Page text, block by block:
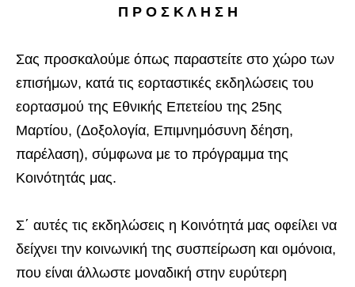
Π Ρ Ο Σ Κ Λ Η Σ Η
Σας προσκαλούμε όπως παραστείτε στο χώρο των
επισήμων, κατά τις εορταστικές εκδηλώσεις του
εορτασμού της Εθνικής Επετείου της 25ης
Μαρτίου, (Δοξολογία, Επιμνημόσυνη δέηση,
παρέλαση), σύμφωνα με το πρόγραμμα της
Κοινότητάς μας.
Σ΄ αυτές τις εκδηλώσεις η Κοινότητά μας οφείλει να
δείχνει την κοινωνική της συσπείρωση και ομόνοια,
που είναι άλλωστε μοναδική στην ευρύτερη